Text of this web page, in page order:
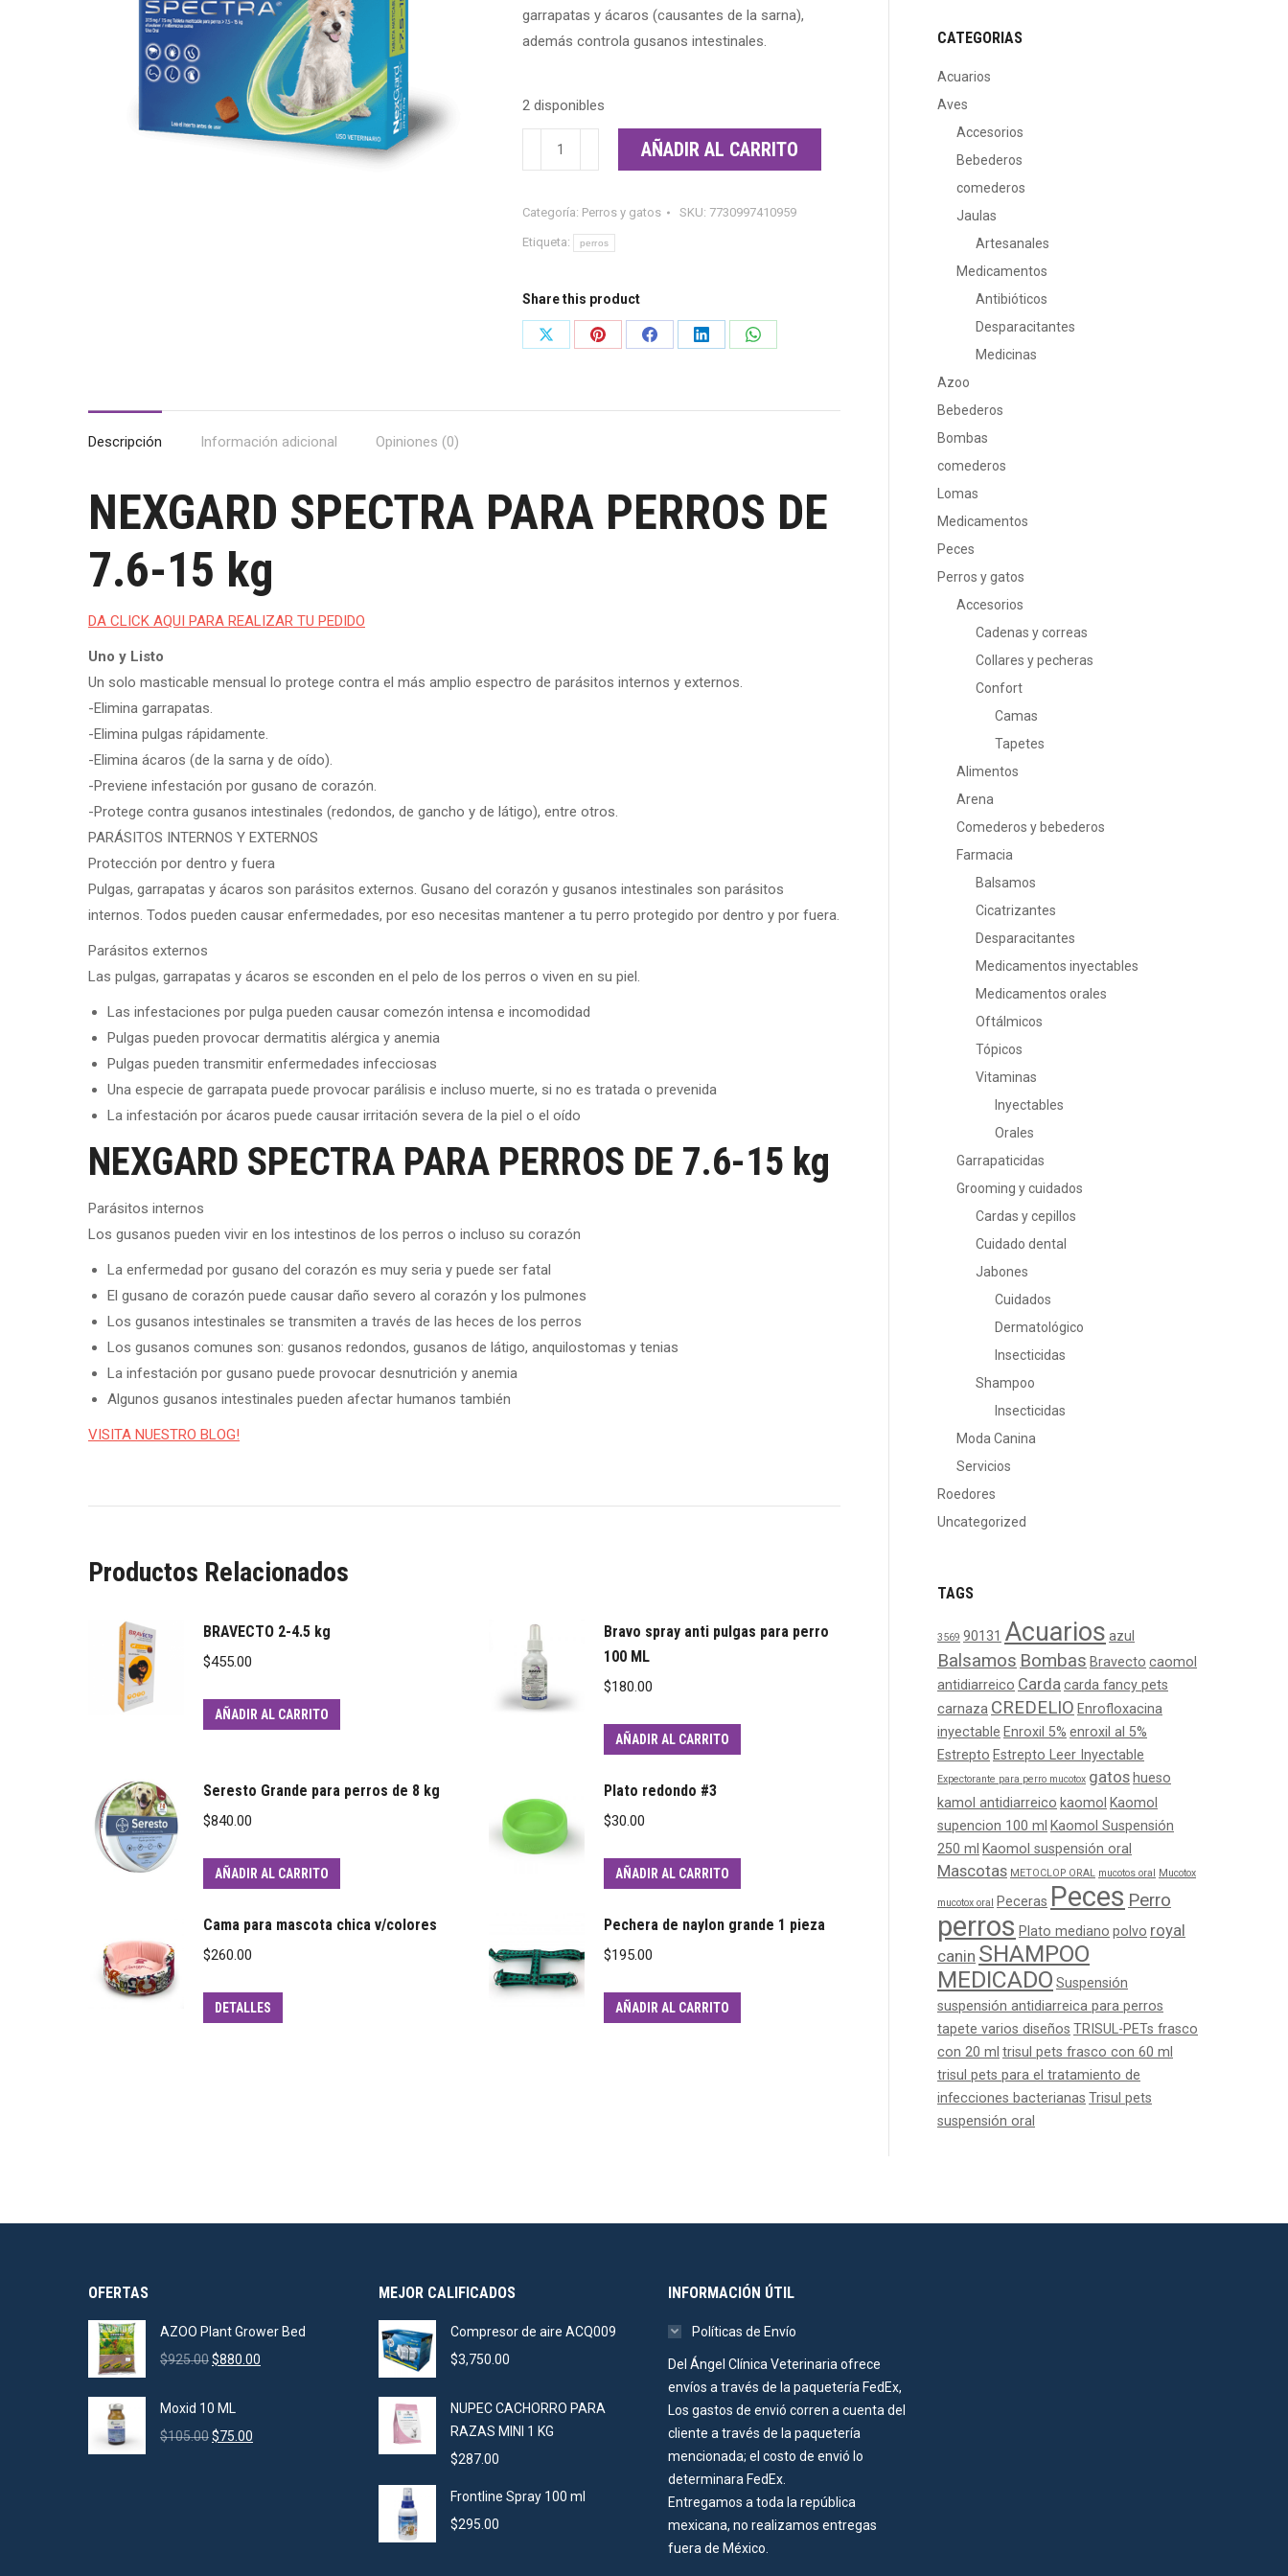
garrapatas y ácaros (causantes de la sarna),
además controla gusanos intestinales.
2 disponibles
NEXGARD
SPECTRA
PERROS
DE
15
kg
cantidad
AÑADIR AL CARRITO
Categoría: Perros y gatos SKU: 7730997410959
Etiqueta: perros
Share this product
Share
Share
Share
Share
Share
Descripción Información adicional Opiniones (0)
NEXGARD SPECTRA PARA PERROS DE
7.6-15 kg
DA CLICK AQUI PARA REALIZAR TU PEDIDO
Uno y Listo
Un solo masticable mensual lo protege contra el más amplio espectro de parásitos internos y externos.
-Elimina garrapatas.
-Elimina pulgas rápidamente.
-Elimina ácaros (de la sarna y de oído).
-Previene infestación por gusano de corazón.
-Protege contra gusanos intestinales (redondos, de gancho y de látigo), entre otros.
PARÁSITOS INTERNOS Y EXTERNOS
Protección por dentro y fuera
Pulgas, garrapatas y ácaros son parásitos externos. Gusano del corazón y gusanos intestinales son parásitos
internos. Todos pueden causar enfermedades, por eso necesitas mantener a tu perro protegido por dentro y por fuera.
Parásitos externos
Las pulgas, garrapatas y ácaros se esconden en el pelo de los perros o viven en su piel.
Las infestaciones por pulga pueden causar comezón intensa e incomodidad
Pulgas pueden provocar dermatitis alérgica y anemia
Pulgas pueden transmitir enfermedades infecciosas
Una especie de garrapata puede provocar parálisis e incluso muerte, si no es tratada o prevenida
La infestación por ácaros puede causar irritación severa de la piel o el oído
NEXGARD SPECTRA PARA PERROS DE 7.6-15 kg
Parásitos internos
Los gusanos pueden vivir en los intestinos de los perros o incluso su corazón
La enfermedad por gusano del corazón es muy seria y puede ser fatal
El gusano de corazón puede causar daño severo al corazón y los pulmones
Los gusanos intestinales se transmiten a través de las heces de los perros
Los gusanos comunes son: gusanos redondos, gusanos de látigo, anquilostomas y tenias
La infestación por gusano puede provocar desnutrición y anemia
Algunos gusanos intestinales pueden afectar humanos también
VISITA NUESTRO BLOG!
Productos Relacionados
BRAVECTO 2-4.5 kg
$455.00
AÑADIR AL CARRITO
Bravo spray anti pulgas para perro
100 ML
$180.00
AÑADIR AL CARRITO
Seresto Grande para perros de 8 kg
$840.00
AÑADIR AL CARRITO
Plato redondo #3
$30.00
AÑADIR AL CARRITO
Cama para mascota chica v/colores
$260.00
DETALLES
Pechera de naylon grande 1 pieza
$195.00
AÑADIR AL CARRITO
CATEGORIAS
Acuarios
Aves
Accesorios
Bebederos
comederos
Jaulas
Artesanales
Medicamentos
Antibióticos
Desparacitantes
Medicinas
Azoo
Bebederos
Bombas
comederos
Lomas
Medicamentos
Peces
Perros y gatos
Accesorios
Cadenas y correas
Collares y pecheras
Confort
Camas
Tapetes
Alimentos
Arena
Comederos y bebederos
Farmacia
Balsamos
Cicatrizantes
Desparacitantes
Medicamentos inyectables
Medicamentos orales
Oftálmicos
Tópicos
Vitaminas
Inyectables
Orales
Garrapaticidas
Grooming y cuidados
Cardas y cepillos
Cuidado dental
Jabones
Cuidados
Dermatológico
Insecticidas
Shampoo
Insecticidas
Moda Canina
Servicios
Roedores
Uncategorized
TAGS
3569 90131 Acuarios azul
Balsamos Bombas Bravecto caomol
antidiarreico Cardacarda fancy pets
carnaza CREDELIO Enrofloxacina
inyectable Enroxil 5% enroxil al 5%
Estrepto Estrepto Leer Inyectable
Expectorante para perro mucotox gatos hueso
kamol antidiarreico kaomol Kaomol
supencion 100 ml Kaomol Suspensión
250 ml Kaomol suspensión oral
Mascotas METOCLOP ORAL mucotos oral Mucotox
mucotox oral Peceras Peces Perro
perros Plato mediano polvo royal
canin SHAMPOO
MEDICADO Suspensión
suspensión antidiarreica para perros
tapete varios diseños TRISUL-PETs frasco
con 20 ml trisul pets frasco con 60 ml
trisul pets para el tratamiento de
infecciones bacterianas Trisul pets
suspensión oral
OFERTAS
AZOO Plant Grower Bed
$925.00Original
was:
$925.00.
$880.00
Moxid 10 ML
$105.00Original
$75.00
MEJOR CALIFICADOS
Compresor de aire ACQ009
$3,750.00
NUPEC CACHORRO PARA
RAZAS MINI 1 KG
$287.00
Frontline Spray 100 ml
$295.00
INFORMACIÓN ÚTIL
Políticas de Envío
Del Ángel Clínica Veterinaria ofrece
envíos a través de la paquetería FedEx,
Los gastos de envió corren a cuenta del
cliente a través de la paquetería
mencionada; el costo de envió lo
determinara FedEx.
Entregamos a toda la república
mexicana, no realizamos entregas
fuera de México.